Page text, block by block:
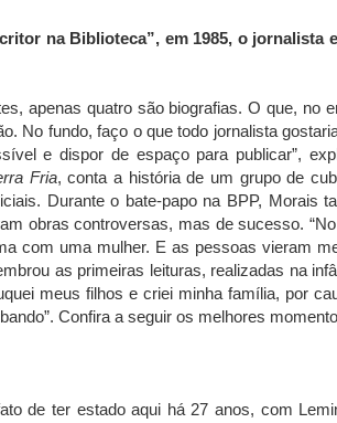
na Biblioteca”, em 1985, o jornalista
apenas quatro são biografias. O que, no
No fundo, faço o que todo jornalista
e dispor de espaço para publicar”,
Fria, conta a história de um grupo de
Durante o bate-papo na BPP, Morais
obras controversas, mas de sucesso.
com uma mulher. E as pessoas vieram
as primeiras leituras, realizadas na
meus filhos e criei minha família, por
Confira a seguir os melhores
de ter estado aqui há 27 anos, com